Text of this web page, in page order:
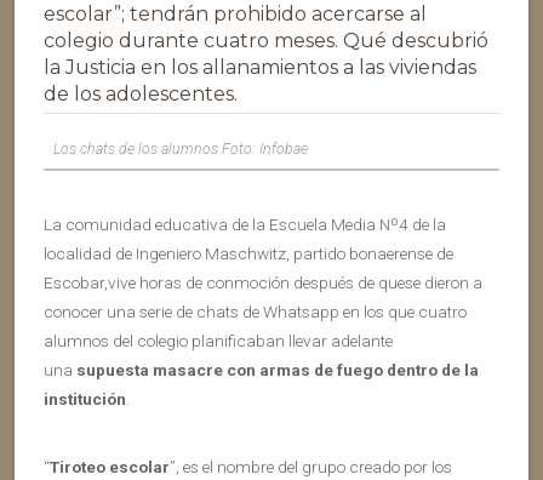
escolar”; tendrán prohibido acercarse al
colegio durante cuatro meses. Qué descubrió
la Justicia en los allanamientos a las viviendas
de los adolescentes.
Los chats de los alumnos Foto: Infobae
La comunidad educativa de la Escuela Media Nº4 de la
localidad de Ingeniero Maschwitz, partido bonaerense de
Escobar,vive horas de conmoción después de quese dieron a
conocer una serie de chats de Whatsapp en los que cuatro
alumnos del colegio planificaban llevar adelante
una supuesta masacre con armas de fuego dentro de la
institución
“Tiroteo escolar”, es el nombre del grupo creado por los